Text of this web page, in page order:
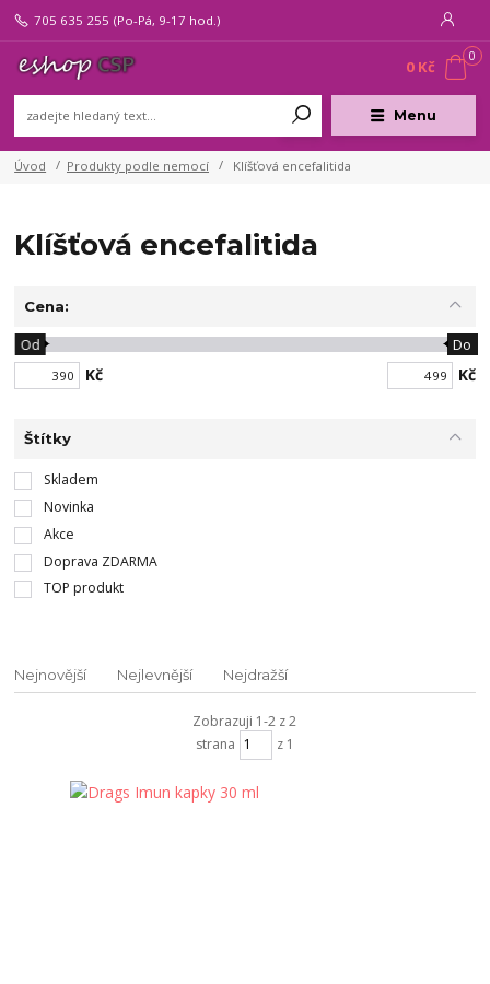
Menu
705 635 255 (Po-Pá, 9-17 hod.)
0
0 Kč
Úvod Produkty podle nemocí Klíšťová encefalitida
Klíšťová encefalitida
Cena:
Kč
Od Do
Kč
Štítky
Skladem
Novinka
Akce
Doprava ZDARMA
TOP produkt
Nejnovější Nejlevnější Nejdražší
Zobrazuji 1-2 z 2
strana
z 1